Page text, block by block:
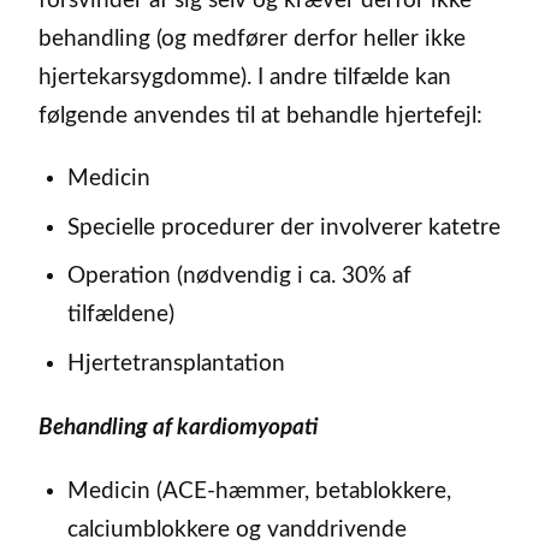
behandling (og medfører derfor heller ikke
hjertekarsygdomme). I andre tilfælde kan
følgende anvendes til at behandle hjertefejl:
Medicin
Specielle procedurer der involverer katetre
Operation (nødvendig i ca. 30% af
tilfældene)
Hjertetransplantation
Behandling af kardiomyopati
Medicin (ACE-hæmmer, betablokkere,
calciumblokkere og vanddrivende